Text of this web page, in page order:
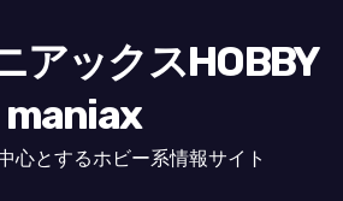
アックスHOBBY
maniax
心とするホビー系情報サイト